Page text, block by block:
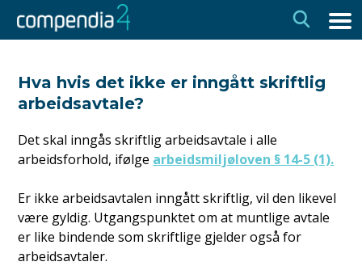
Hva hvis det ikke er inngått skriftlig
arbeidsavtale?
Det skal inngås skriftlig arbeidsavtale i alle
arbeidsforhold, ifølge arbeidsmiljøloven § 14-5 (1).
Er ikke arbeidsavtalen inngått skriftlig, vil den likevel
være gyldig. Utgangspunktet om at muntlige avtale
er like bindende som skriftlige gjelder også for
arbeidsavtaler.